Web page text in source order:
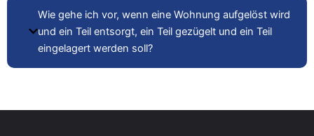
Wie gehe ich vor, wenn eine Wohnung aufgelöst wird
und ein Teil entsorgt, ein Teil gezügelt und ein Teil
eingelagert werden soll?